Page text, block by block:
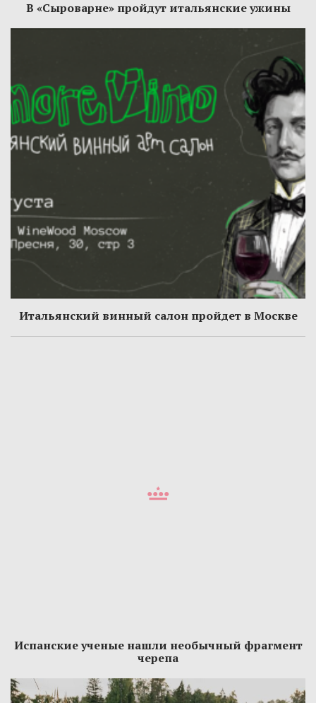
В «Сыроварне» пройдут итальянские ужины
Итальянский винный салон пройдет в Москве
Испанские ученые нашли необычный фрагмент
черепа